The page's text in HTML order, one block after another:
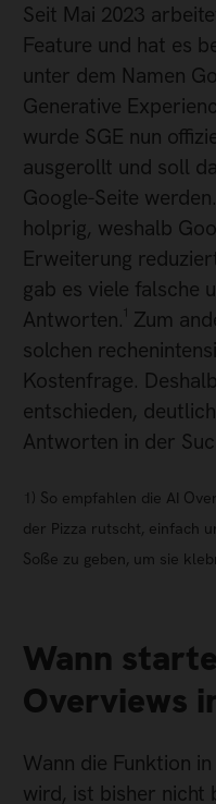
Seit Mai 2023
Feature und hat es
unter dem Namen
Generative
wurde SGE nun
ausgerollt und soll
Google-Seite
holprig, weshalb
Erweiterung
gab es viele falsche
Antworten.¹ Zum
solchen
Kostenfrage.
entschieden,
Antworten in der
1) So empfahlen die AI
der Pizza rutscht, einfach
Soße zu geben, um sie
Wann
Overviews
Wann die Funktion
wird, ist bisher nicht